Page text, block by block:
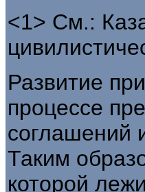
<1> См.:
Развитие
процессе
соглашений
Таким
которой